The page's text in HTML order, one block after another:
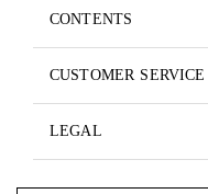
CONTENTS
CUSTOMER SERVICE
LEGAL